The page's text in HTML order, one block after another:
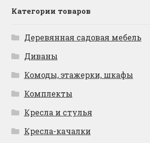
Категории товаров
Деревянная садовая мебель
Диваны
Комоды, этажерки, шкафы
Комплекты
Кресла и стулья
Кресла-качалки